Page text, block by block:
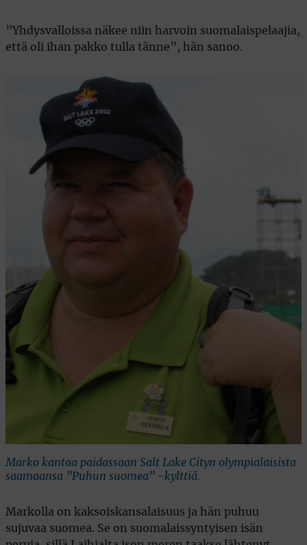
”Yhdysvalloissa näkee niin harvoin suomalaispelaajia,
että oli ihan pakko tulla tänne”, hän sanoo.
Marko kantaa paidassaan Salt Lake Cityn olympialaisista
saamaansa ”Puhun suomea” -kylttiä.
Markolla on kaksoiskansalaisuus ja hän puhuu
sujuvaa suomea. Se on suomalaissyntyisen isän